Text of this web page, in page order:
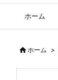
ホーム
ホーム >